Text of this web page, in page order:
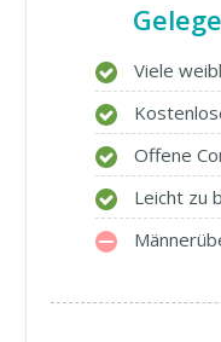
Viele
Offene
Leicht zu